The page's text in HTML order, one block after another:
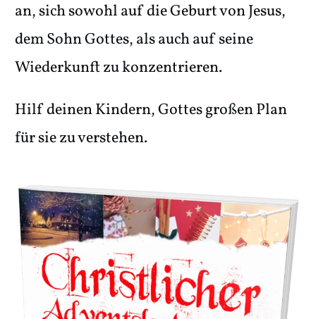
an, sich sowohl auf die Geburt von Jesus,
dem Sohn Gottes, als auch auf seine
Wiederkunft zu konzentrieren.
Hilf deinen Kindern, Gottes großen Plan
für sie zu verstehen.